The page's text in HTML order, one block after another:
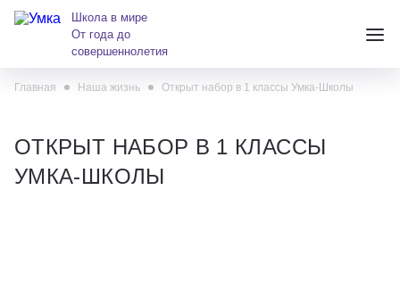
Школа в мире
От года до
совершеннолетия
andreeva@krasumka.ru
Главная Наша жизнь Открыт набор в 1 классы Умка-Школы
ОТКРЫТ НАБОР В 1 КЛАССЫ
УМКА-ШКОЛЫ